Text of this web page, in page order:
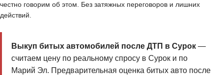
честно говорим об этом. Без затяжных переговоров и лишних
действий.
Выкуп битых автомобилей после ДТП в Сурок—
считаем цену по реальному спросу в Сурок и по
Марий Эл. Предварительная оценка битых авто после